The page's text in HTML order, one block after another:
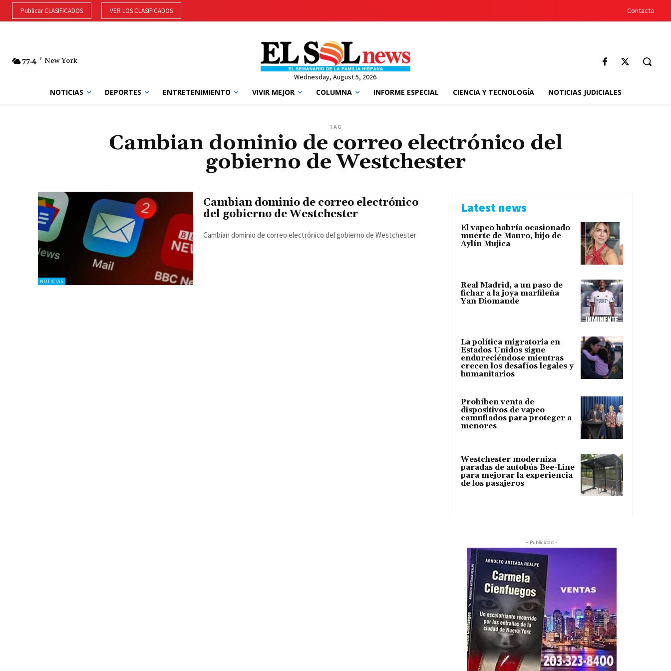
Publicar CLASIFICADOS VER LOS CLASIFICADOS Contacto
77.4 F New York
Wednesday, August 5, 2026
NOTICIAS DEPORTES ENTRETENIMIENTO VIVIR MEJOR COLUMNA INFORME ESPECIAL CIENCIA Y TECNOLOGÍA NOTICIAS JUDICIALES
TAG
Cambian dominio de correo electrónico del
gobierno de Westchester
NOTICIAS
Cambian dominio de correo electrónico
del gobierno de Westchester
Cambian dominio de correo electrónico del gobierno de Westchester
Latest news
El vapeo habría ocasionado
muerte de Mauro, hijo de
Aylín Mujica
Real Madrid, a un paso de
fichar a la joya marfileña
Yan Diomande
La política migratoria en
Estados Unidos sigue
endureciéndose mientras
crecen los desafíos legales y
humanitarios
Prohíben venta de
dispositivos de vapeo
camuflados para proteger a
menores
Westchester moderniza
paradas de autobús Bee-Line
para mejorar la experiencia
de los pasajeros
- Publicidad -